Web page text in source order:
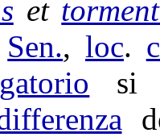
et
Sen., loc.